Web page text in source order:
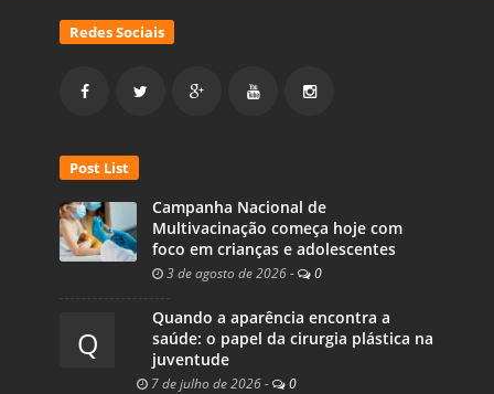
Redes Sociais
Post List
Campanha Nacional de
Multivacinação começa hoje com
foco em crianças e adolescentes
3 de agosto de 2026 - 0
Q
Quando a aparência encontra a
saúde: o papel da cirurgia plástica na
juventude
7 de julho de 2026 - 0